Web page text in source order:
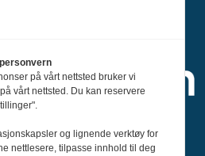
Fagpressen og
på vårt nettsted bruker vi
vårt nettsted. Du kan reservere
og lignende verktøy for
nettlesere, tilpasse innhold til deg